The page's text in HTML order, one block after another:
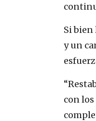
Si bien
y un
con